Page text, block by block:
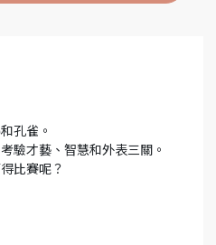
孔雀。
驗才藝、智慧和外表三關。
比賽呢？